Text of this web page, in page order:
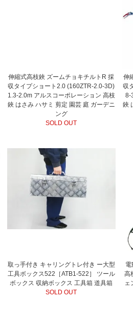
伸縮式高枝鋏 ズームチョキチルトR 採
収タイプショート2.0 (160ZTR-2.0-3D)
1.3-2.0m アルスコーポレーション 高枝
鋏 はさみ ハサミ 剪定 園芸 庭 ガーデニ
ング
SOLD OUT
伸
収
8-
鋏
取っ手付き キャリングトレ付き ー大型
工具ボックス522［ATB1-522］ ツール
ボックス 収納ボックス 工具箱 道具箱
SOLD OUT
電
高
ェ